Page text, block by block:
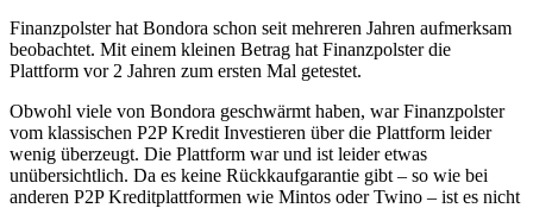
Finanzpolster hat Bondora schon seit mehreren Jahren aufmerksam
beobachtet. Mit einem kleinen Betrag hat Finanzpolster die
Plattform vor 2 Jahren zum ersten Mal getestet.
Obwohl viele von Bondora geschwärmt haben, war Finanzpolster
vom klassischen P2P Kredit Investieren über die Plattform leider
wenig überzeugt. Die Plattform war und ist leider etwas
unübersichtlich. Da es keine Rückkaufgarantie gibt – so wie bei
anderen P2P Kreditplattformen wie Mintos oder Twino – ist es nicht